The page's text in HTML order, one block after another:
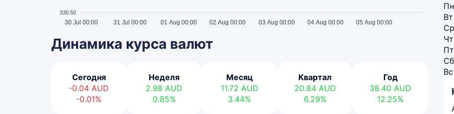
330.50
30 Jul 00:00 31 Jul 00:00 01 Aug 00:00 02 Aug 00:00 03 Aug 00:00 04 Aug 00:00 05 Aug 00:00
Динамика курса валют
Сегодня
-0.04AUD
-0.01%
Неделя
2.98AUD
0.85%
Месяц
11.72 AUD
3.44%
Квартал
20.84 AUD
6.29%
Год
38.40AUD
12.25%
Пн
Вт
Ср
Чт
Пт
Сб
Вс